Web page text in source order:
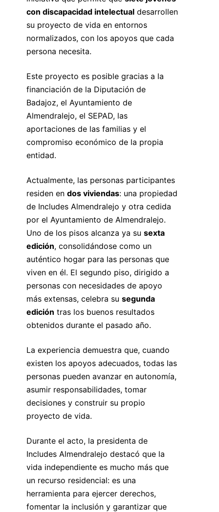
con discapacidad intelectual desarrollen
su proyecto de vida en entornos
normalizados, con los apoyos que cada
persona necesita.
Este proyecto es posible gracias a la
financiación de la Diputación de
Badajoz, el Ayuntamiento de
Almendralejo, el SEPAD, las
aportaciones de las familias y el
compromiso económico de la propia
entidad.
Actualmente, las personas participantes
residen en dos viviendas: una propiedad
de Includes Almendralejo y otra cedida
por el Ayuntamiento de Almendralejo.
Uno de los pisos alcanza ya su sexta
edición, consolidándose como un
auténtico hogar para las personas que
viven en él. El segundo piso, dirigido a
personas con necesidades de apoyo
más extensas, celebra su segunda
edición tras los buenos resultados
obtenidos durante el pasado año.
La experiencia demuestra que, cuando
existen los apoyos adecuados, todas las
personas pueden avanzar en autonomía,
asumir responsabilidades, tomar
decisiones y construir su propio
proyecto de vida.
Durante el acto, la presidenta de
Includes Almendralejo destacó que la
vida independiente es mucho más que
un recurso residencial: es una
herramienta para ejercer derechos,
fomentar la inclusión y garantizar que